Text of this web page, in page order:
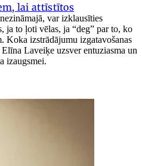
lai attīstītos
var izklausīties
ja to ļoti vēlas, ja “deg” par to, ko
Koka izstrādājumu izgatavošanas
Laveiķe uzsver entuziasma un
izaugsmei.